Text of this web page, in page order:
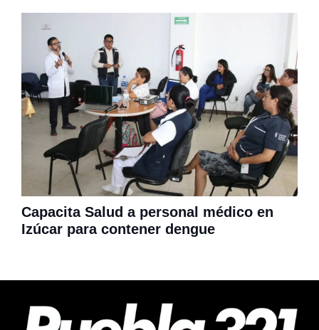
Capacita Salud a personal médico en
Izúcar para contener dengue